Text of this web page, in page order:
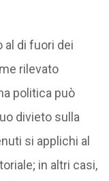
al di fuori dei
rilevato
politica può
divieto sulla
si applichi al
in altri casi,